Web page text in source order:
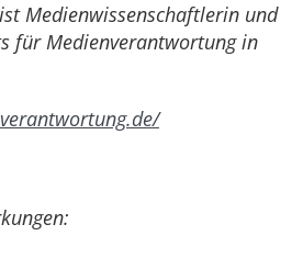
Medienwissenschaftlerin und
für Medienverantwortung in